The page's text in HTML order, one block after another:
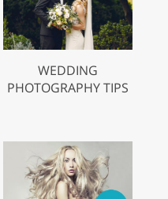
WEDDING
PHOTOGRAPHY TIPS